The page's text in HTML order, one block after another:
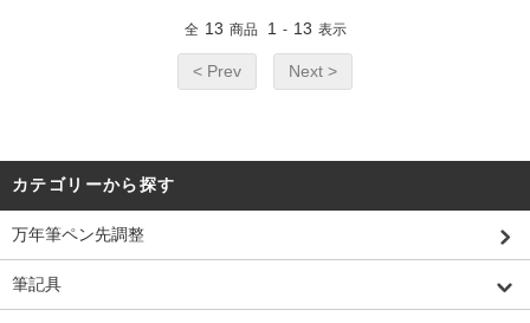
全 13 商品 1 - 13 表示
< Prev Next >
カテゴリーから探す
万年筆ペン先調整
筆記具